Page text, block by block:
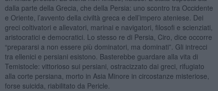
dalla parte della Grecia, che della Persia: uno scontro tra Occidente
e Oriente, l’avvento della civiltà greca e dell’impero ateniese. Dei
greci coltivatori e allevatori, marinai e navigatori, filosofi e scienziati,
aristocratici e democratici. Lo stesso re di Persia, Ciro, dice occorre
“prepararsi a non essere più dominatori, ma dominati”. Gli intrecci
tra ellenici e persiani esistono. Basterebbe guardare alla vita di
Temistocle: vittorioso sui persiani, ostracizzato dai greci, rifugiato
alla corte persiana, morto in Asia Minore in circostanze misteriose,
forse suicida, riabilitato da Pericle.